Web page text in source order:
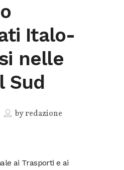
Italo-
nelle
Sud
byredazione
ai Trasporti e ai